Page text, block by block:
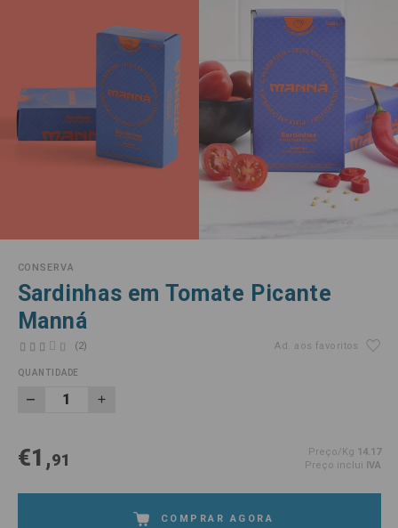
CONSERVA
Sardinhas em Tomate Picante
Manná
(2) Ad. aos favoritos
QUANTIDADE
€1,91 Preço/Kg 14.17
Preço inclui IVA
COMPRAR AGORA